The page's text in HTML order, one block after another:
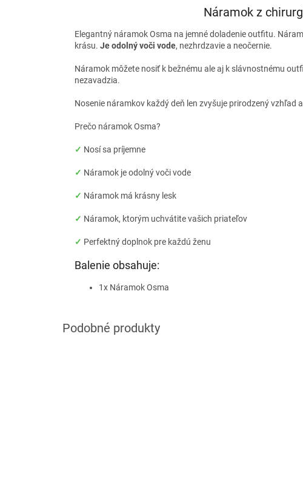
Náramok z
Elegantný náramok Osma na jemné doladenie outfitu.
krásu. Je odolný voči vode, nezhrdzavie a neočernie.
Náramok môžete nosiť k bežnému ale aj k slávnostnému
nezavadzia.
Nosenie náramkov každý deň len zvyšuje prirodzený vzhľad
Prečo náramok Osma?
✓ Nosí sa príjemne
✓ Náramok je odolný voči vode
✓ Náramok má krásny lesk
✓ Náramok, ktorým uchvátite vašich priateľov
✓ Perfektný doplnok pre každú ženu
Balenie obsahuje:
1x Náramok Osma